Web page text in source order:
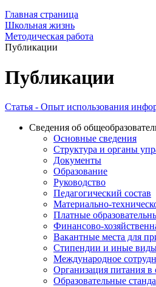
Главная страница
Школьная жизнь
Методическая работа
Публикации
Публикации
Статья - Опыт использования
Сведения об
Основные сведения
Структура и органы
Документы
Образование
Руководство
Педагогический состав
Материально-
Платные
Финансово-
Вакантные места для
Стипендии и иные
Международное
Организация питания в
Образовательные